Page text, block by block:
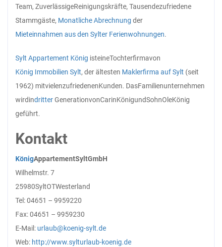
Team, ZuverlässigeReinigungskräfte, Tausendezufriedene
Stammgäste, Monatliche Abrechnung der
Mieteinnahmen aus den Sylter Ferienwohnungen.
Sylt Appartement König isteineTochterfirmavon
König Immobilien Sylt, der ältesten Maklerfirma auf Sylt (seit
1962) mitvielenzufriedenenKunden. DasFamilienunternehmen
wirdindritterGenerationvonCarinKönigundSohnOleKönig
geführt.
Kontakt
KönigAppartementSyltGmbH
Wilhelmstr. 7
25980SyltOTWesterland
Tel: 04651 – 9959220
Fax: 04651 – 9959230
E-Mail: urlaub@koenig-sylt.de
Web: http://www.sylturlaub-koenig.de